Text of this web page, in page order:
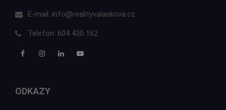
E-mail: info@realityvalaskova.cz
Telefon: 604 430 162
ODKAZY